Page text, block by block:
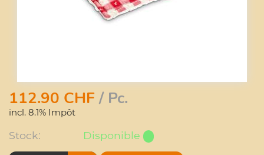
112.90 CHF/ Pc.
incl. 8.1% Impôt
Stock: Disponible